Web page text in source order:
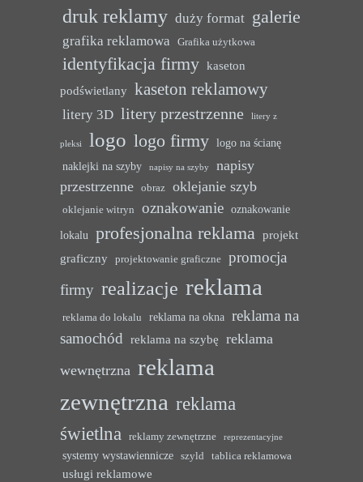
druk reklamy duży format galerie
grafika reklamowa Grafika użytkowa
identyfikacja firmy kaseton
podświetlany kaseton reklamowy
litery 3D litery przestrzenne litery z
pleksi logo logo firmy logo na ścianę
naklejki na szyby
napisy na szyby
napisy
przestrzenne
obraz oklejanie szyb
oklejanie witryn oznakowanie oznakowanie
lokalu profesjonalna reklama projekt
graficzny
projektowanie graficzne
promocja
firmy realizacje reklama
reklama do lokalu reklama na okna reklama na
samochód reklama na szybę reklama
wewnętrzna reklama
zewnętrzna reklama
świetlna
reklamy zewnętrzne reprezentacyjne
systemy wystawiennicze szyld tablica reklamowa
usługi reklamowe